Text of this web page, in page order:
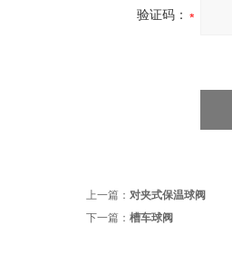
验证码：
上一篇： 对夹式保温球阀
下一篇： 槽车球阀